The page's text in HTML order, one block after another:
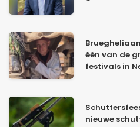
één van de
festivals in
nieuwe